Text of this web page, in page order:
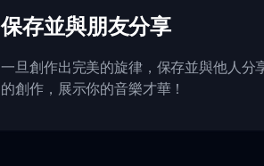
保存並與朋友分享
一旦創作出完美的旋律，保存並與他人分
的創作，展示你的音樂才華！